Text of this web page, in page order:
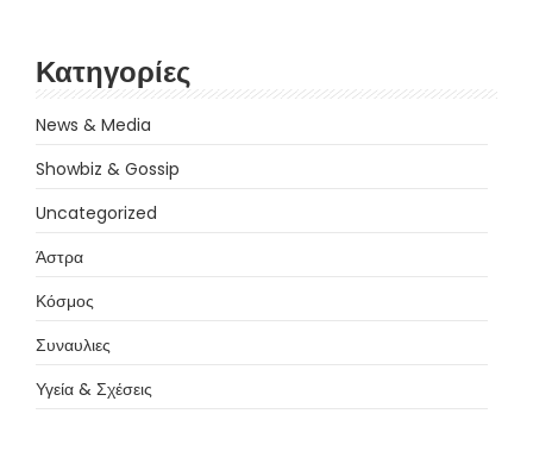
Κατηγορίες
News & Media
Showbiz & Gossip
Uncategorized
Άστρα
Κόσμος
Συναυλιες
Υγεία & Σχέσεις